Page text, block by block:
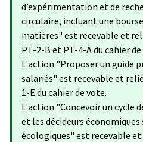
d’expérimentation et de
circulaire, incluant une bourse
matières" est recevable et
PT-2-B et PT-4-A du cahier
L'action "Proposer un guide
salariés" est recevable et
1-E du cahier de vote.
L'action "Concevoir un cycle
et les décideurs économiques
écologiques" est recevable